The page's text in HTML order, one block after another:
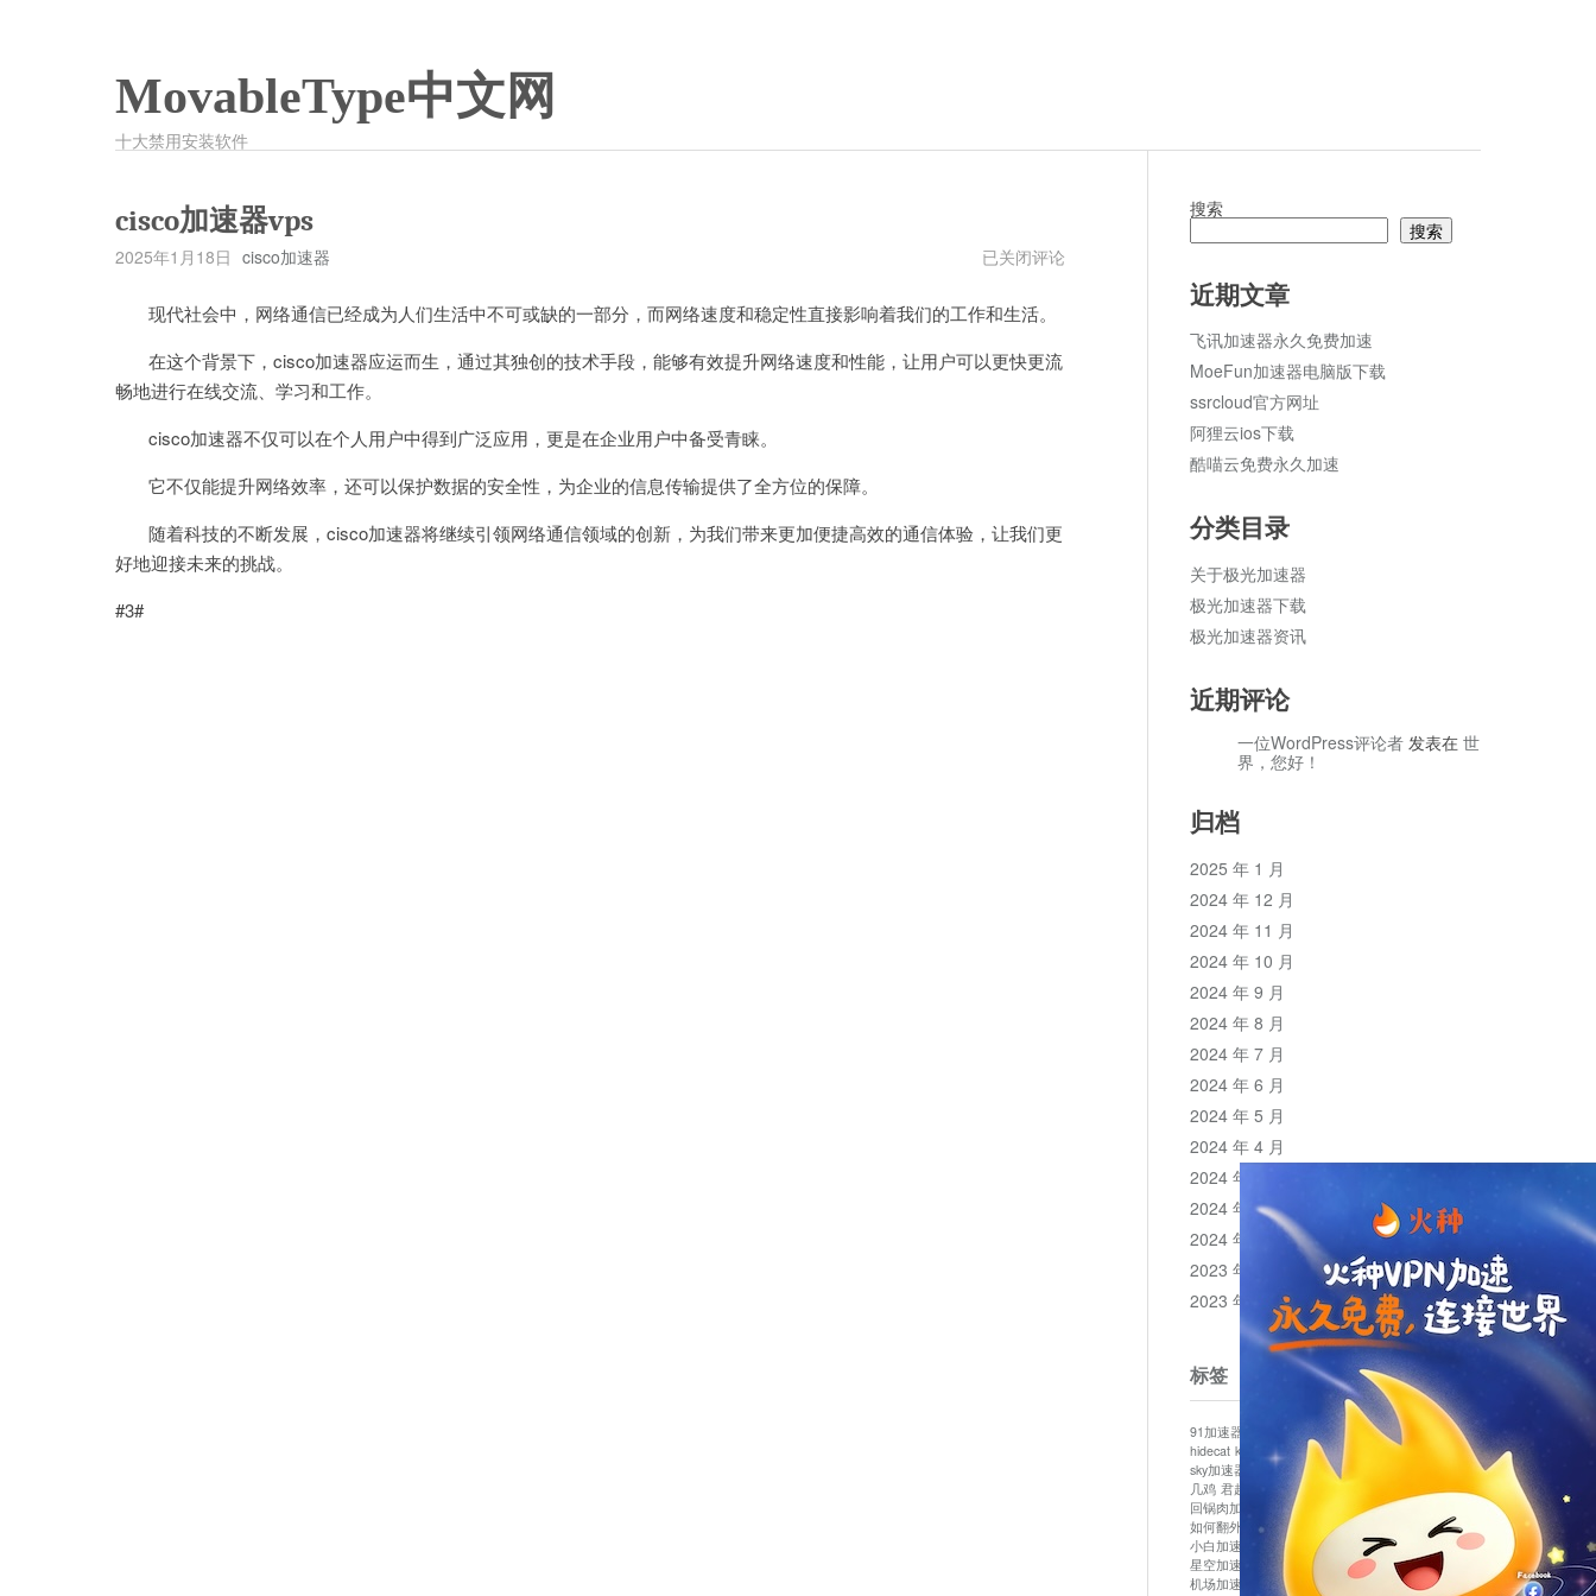
MovableType中文网
十大禁用安装软件
cisco加速器vps
2025年1月18日 cisco加速器
cisco
器
已关闭评论
现代社会中，网络通信已经成为人们生活中不可或缺的一部分，而网络速度和稳定性直接影响着我们的工作和生活。
在这个背景下，cisco加速器应运而生，通过其独创的技术手段，能够有效提升网络速度和性能，让用户可以更快更流
畅地进行在线交流、学习和工作。
cisco加速器不仅可以在个人用户中得到广泛应用，更是在企业用户中备受青睐。
它不仅能提升网络效率，还可以保护数据的安全性，为企业的信息传输提供了全方位的保障。
随着科技的不断发展，cisco加速器将继续引领网络通信领域的创新，为我们带来更加便捷高效的通信体验，让我们更
好地迎接未来的挑战。
#3#
搜索
搜索
近期文章
飞讯加速器永久免费加速
MoeFun加速器电脑版下载
ssrcloud官方网址
阿狸云ios下载
酷喵云免费永久加速
分类目录
关于极光加速器
极光加速器下载
极光加速器资讯
近期评论
一位WordPress评论者 发表在 世
界，您好！
归档
2025 年 1 月
2024 年 12 月
2024 年 11 月
2024 年 10 月
2024 年 9 月
2024 年 8 月
2024 年 7 月
2024 年 6 月
2024 年 5 月
2024 年 4 月
2024 年 3 月
2024 年 2 月
2024 年 1 月
2023 年 12 月
2023 年 11 月
标签
91加速器 bluelayer加速器
clash节点
hidecat kuai500 panda加速器
plex加速器
sky加速器
telegram加速器 中信加速器
云梯加速器
几鸡 君越加速器 哔咔漫画加速器
唐师傅加速器
回锅肉加速器
坚果加速器 壹点加速器
如何翻外墙网站 小哈vp加速器
小火箭加速器
小白加速器
布谷vp加速器 心阶云 快连
星空加速器
最新版clash安卓下载
月光加速器
机场加速器
松果云 极快加速器
梯子加速器